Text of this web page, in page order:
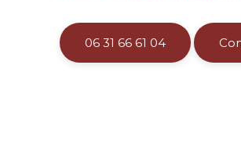
06 31 66 61 04